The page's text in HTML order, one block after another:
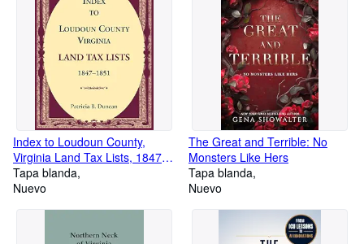
Index to Loudoun County,
Virginia Land Tax Lists, 1847-
1851
Tapa blanda
Nuevo
The Great and Terrible: No
Monsters Like Hers
Tapa blanda
Nuevo